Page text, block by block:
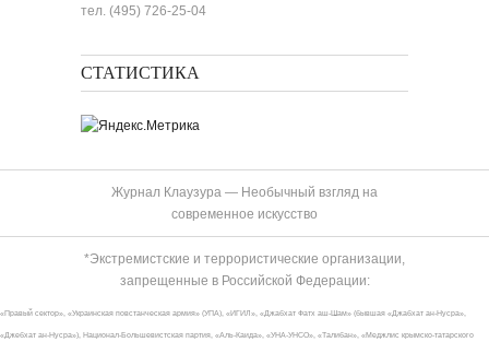
тел. (495) 726-25-04
СТАТИСТИКА
Журнал Клаузура — Необычный взгляд на
современное искусство
*Экстремистские и террористические организации,
запрещенные в Российской Федерации:
«Правый сектор», «Украинская повстанческая армия» (УПА), «ИГИЛ», «Джабхат Фатх аш-Шам» (бывшая «Джабхат ан-Нусра»,
«Джебхат ан-Нусра»), Национал-Большевистская партия, «Аль-Каида», «УНА-УНСО», «Талибан», «Меджлис крымско-татарского